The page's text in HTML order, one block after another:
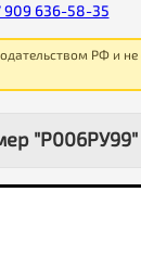
909 636-58-35
РФ
"Р006РУ99"